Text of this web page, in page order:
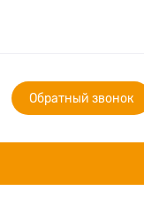
Обратный звонок